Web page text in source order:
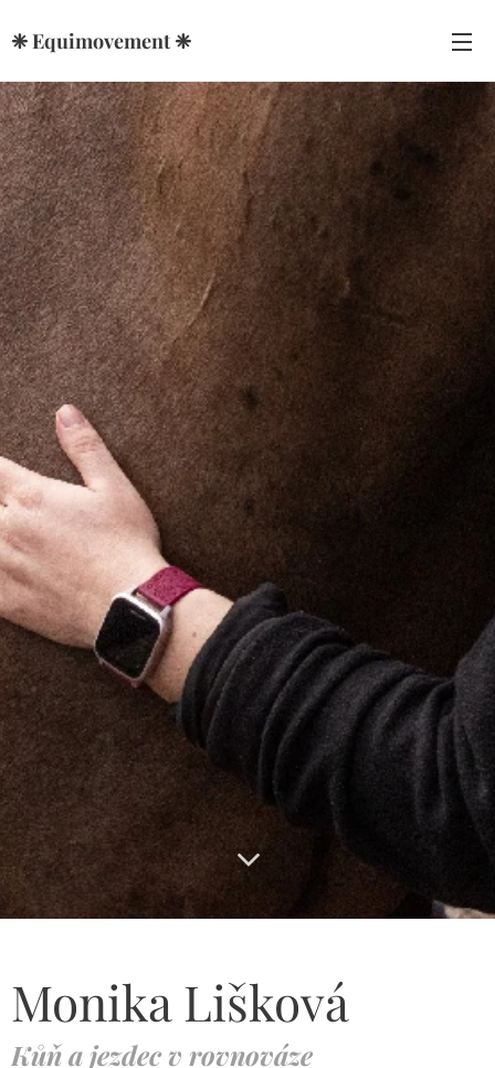
❈ Equimovement ❈
Monika Lišková
Kůň a jezdec v rovnováze